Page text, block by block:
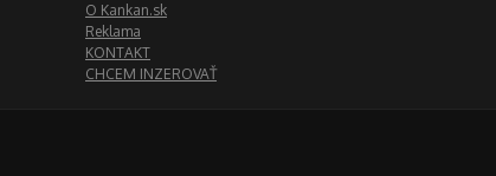
O Kankan.sk
Reklama
KONTAKT
CHCEM INZEROVAŤ